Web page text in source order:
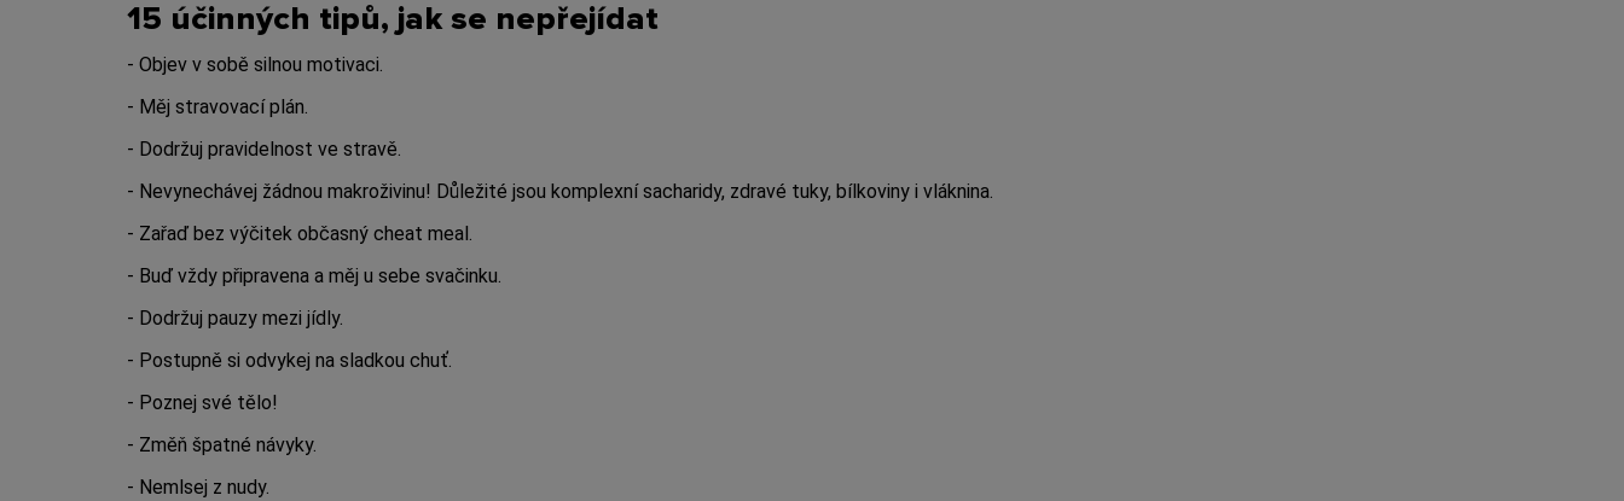
15 účinných tipů, jak se nepřejídat
- Objev v sobě silnou motivaci.
- Měj stravovací plán.
- Dodržuj pravidelnost ve stravě.
- Nevynechávej žádnou makroživinu! Důležité jsou komplexní sacharidy, zdravé tuky, bílkoviny i vláknina.
- Zařaď bez výčitek občasný cheat meal.
- Buď vždy připravena a měj u sebe svačinku.
- Dodržuj pauzy mezi jídly.
- Postupně si odvykej na sladkou chuť.
- Poznej své tělo!
- Změň špatné návyky.
- Nemlsej z nudy.